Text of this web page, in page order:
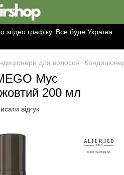
згідно графіку. Все буде Україна
для волосся
Мус
200 мл
відгук